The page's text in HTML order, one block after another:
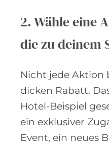
2. Wähle eine
die zu deinem
Nicht jede Aktion
dicken Rabatt.
Hotel-Beispiel
ein exklusiver
Event, ein neues